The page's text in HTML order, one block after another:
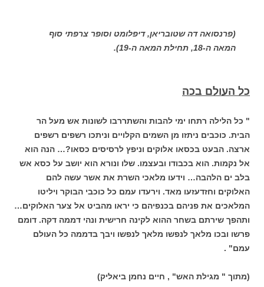
(פרנסואה דה שטובריאן, דיפלומט וסופר צרפתי סוף
המאה ה-18, תחילת המאה ה-19).
כל העולם בכה
" כל הלילה רתחו ימי להבות והשתררבו לשונות אש מעל הר
הבית. כוכבים ניתזו מן השמים הקלויים וניתכו רשפים רשפים
ארצה. הבעט בכסאו אלוקים וניפץ לרסיסים כסאו?… הנה הוא
אל נקמות. הוא בכבודו ובעצמו. שלו ונורא הוא יושב על כסא אש
בלב ים הלהבה… וידעו מלאכי השרת את אשר עשה להם
האלוקים וחזדעזעו מאד. וירעדו עמם כל כוכבי הבוקר ויליטו
המלאכים את פניהם בכנפיהם כי יראו מהביט אל צער האלוקים…
ותהפך שירתם בשחר ההוא לקינה חרישית ונהי דממה דקה. דומם
פרשו ובכו מלאך לנפשו מלאך לנפשו ויבך בדממה כל העולם
עמם" .
(מתוך " מגילת האש" , חיים נחמן ביאליק)